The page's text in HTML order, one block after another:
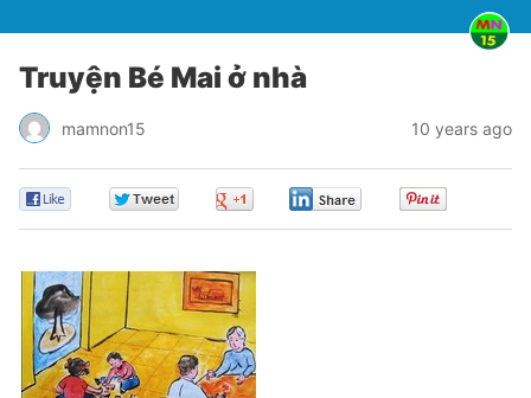
Truyện Bé Mai ở nhà
mamnon15 10 years ago